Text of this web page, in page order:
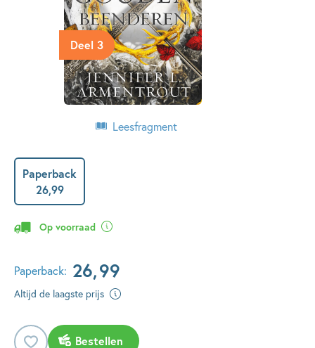
Deel 3
Leesfragment
Paperback
26,99
Op voorraad
Paperback: 26,99
Altijd de laagste prijs
Bestellen